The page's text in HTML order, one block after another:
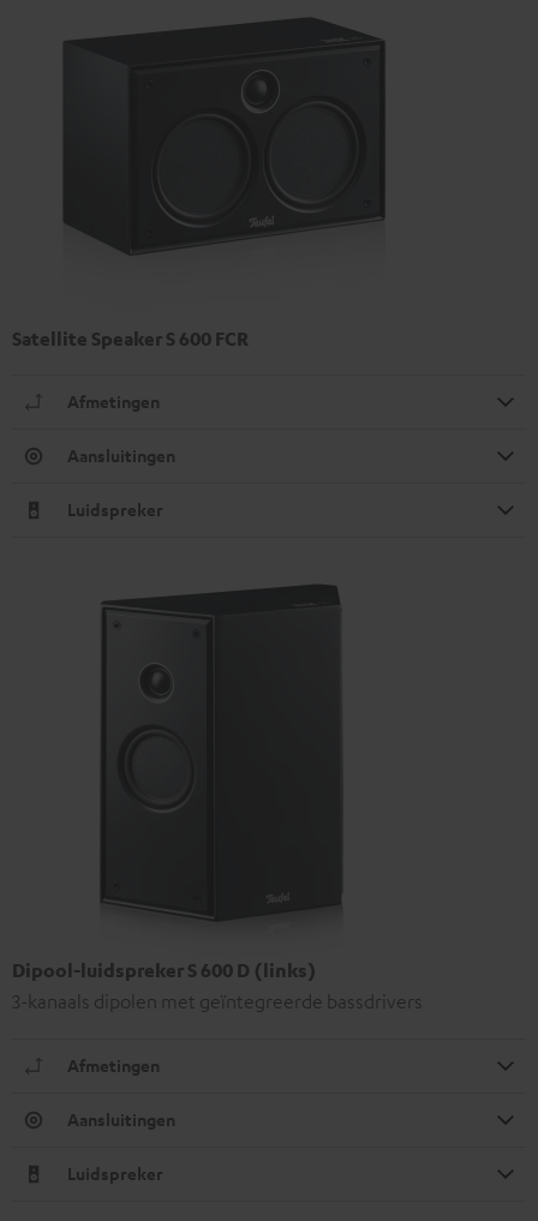
Satellite Speaker S 600 FCR
Afmetingen
Aansluitingen
Luidspreker
Dipool-luidspreker S 600 D (links)
3-kanaals dipolen met geïntegreerde bassdrivers
Afmetingen
Aansluitingen
Luidspreker